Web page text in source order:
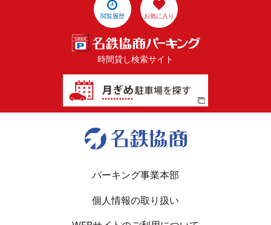
閲覧履歴 お気に入り
時間貸し検索サイト
パーキング事業本部
個人情報の取り扱い